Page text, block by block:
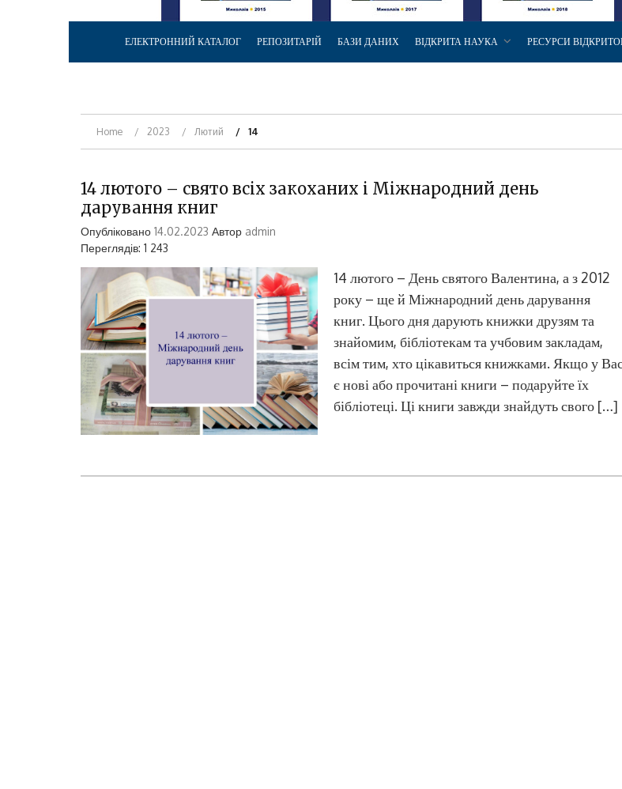
ЕЛЕКТРОННИЙ КАТАЛОГ РЕПОЗИТАРІЙ БАЗИ ДАНИХ ВІДКРИТА НАУКА РЕСУРСИ
Home 2023 Лютий 14
14 лютого – свято всіх закоханих і Міжнародний день
дарування книг
Опубліковано 14.02.2023 Автор admin
Переглядів: 1 243
14 лютого – День святого Валентина, а з 2012
року – ще й Міжнародний день дарування
книг. Цього дня дарують книжки друзям та
знайомим, бібліотекам та учбовим закладам,
всім тим, хто цікавиться книжками. Якщо у
є нові або прочитані книги – подаруйте їх
бібліотеці. Ці книги завжди знайдуть свого […]